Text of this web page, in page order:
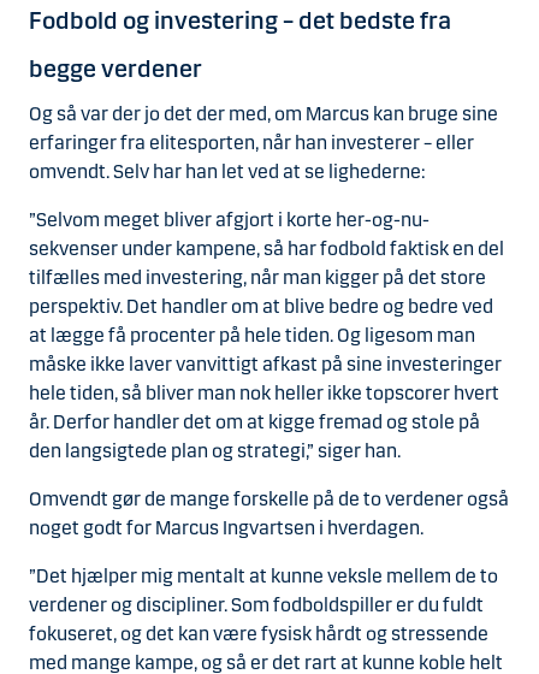
Fodbold og investering – det bedste fra
begge verdener
Og så var der jo det der med, om Marcus kan bruge sine
erfaringer fra elitesporten, når han investerer – eller
omvendt. Selv har han let ved at se lighederne:
”Selvom meget bliver afgjort i korte her-og-nu-
sekvenser under kampene, så har fodbold faktisk en del
tilfælles med investering, når man kigger på det store
perspektiv. Det handler om at blive bedre og bedre ved
at lægge få procenter på hele tiden. Og ligesom man
måske ikke laver vanvittigt afkast på sine investeringer
hele tiden, så bliver man nok heller ikke topscorer hvert
år. Derfor handler det om at kigge fremad og stole på
den langsigtede plan og strategi,” siger han.
Omvendt gør de mange forskelle på de to verdener også
noget godt for Marcus Ingvartsen i hverdagen.
”Det hjælper mig mentalt at kunne veksle mellem de to
verdener og discipliner. Som fodboldspiller er du fuldt
fokuseret, og det kan være fysisk hårdt og stressende
med mange kampe, og så er det rart at kunne koble helt